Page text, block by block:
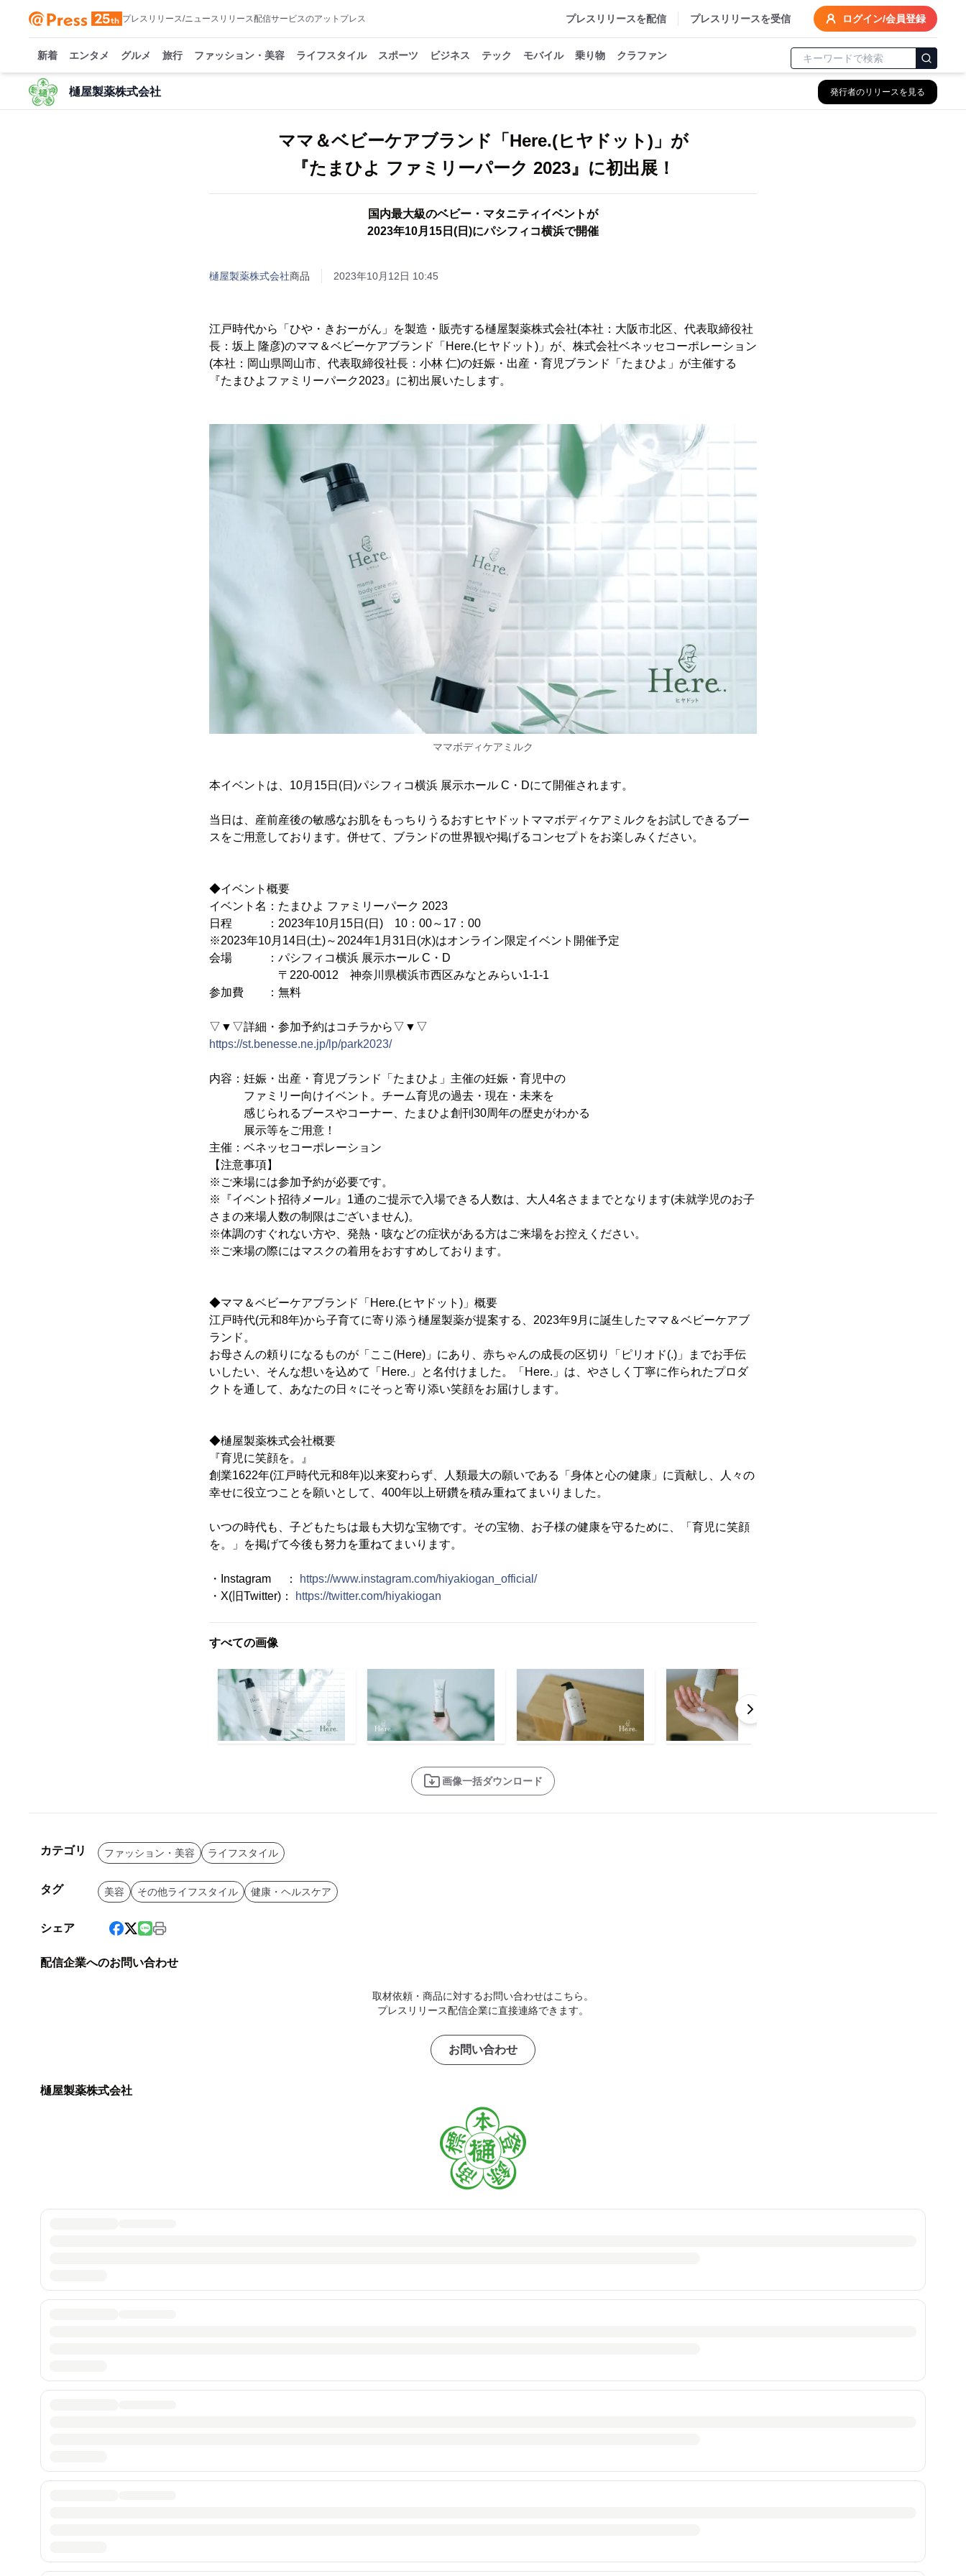
プレスリリース/ニュースリリース配信サービスのアットプレス プレスリリースを配信 プレスリリースを受信 ログイン/会員登録
新着 エンタメ グルメ 旅行 ファッション・美容 ライフスタイル スポーツ ビジネス テック モバイル 乗り物 クラファン
樋屋製薬株式会社 発行者のリリースを見る
ママ＆ベビーケアブランド「Here.(ヒヤドット)」が
『たまひよ ファミリーパーク 2023』に初出展！
国内最大級のベビー・マタニティイベントが
2023年10月15日(日)にパシフィコ横浜で開催
樋屋製薬株式会社商品 2023年10月12日 10:45
江戸時代から「ひや・きおーがん」を製造・販売する樋屋製薬株式会社(本社：大阪市北区、代表取締役社
長：坂上 隆彦)のママ＆ベビーケアブランド「Here.(ヒヤドット)」が、株式会社ベネッセコーポレーション
(本社：岡山県岡山市、代表取締役社長：小林 仁)の妊娠・出産・育児ブランド「たまひよ」が主催する
『たまひよファミリーパーク2023』に初出展いたします。
ママボディケアミルク
本イベントは、10月15日(日)パシフィコ横浜 展示ホール C・Dにて開催されます。
当日は、産前産後の敏感なお肌をもっちりうるおすヒヤドットママボディケアミルクをお試しできるブー
スをご用意しております。併せて、ブランドの世界観や掲げるコンセプトをお楽しみください。
◆イベント概要
イベント名：たまひよ ファミリーパーク 2023
日程 ：2023年10月15日(日) 10：00～17：00
※2023年10月14日(土)～2024年1月31日(水)はオンライン限定イベント開催予定
会場 ：パシフィコ横浜 展示ホール C・D
〒220-0012 神奈川県横浜市西区みなとみらい1-1-1
参加費 ：無料
▽▼▽詳細・参加予約はコチラから▽▼▽
https://st.benesse.ne.jp/lp/park2023/
内容：妊娠・出産・育児ブランド「たまひよ」主催の妊娠・育児中の
ファミリー向けイベント。チーム育児の過去・現在・未来を
感じられるブースやコーナー、たまひよ創刊30周年の歴史がわかる
展示等をご用意！
主催：ベネッセコーポレーション
【注意事項】
※ご来場には参加予約が必要です。
※『イベント招待メール』1通のご提示で入場できる人数は、大人4名さままでとなります(未就学児のお子
さまの来場人数の制限はございません)。
※体調のすぐれない方や、発熱・咳などの症状がある方はご来場をお控えください。
※ご来場の際にはマスクの着用をおすすめしております。
◆ママ＆ベビーケアブランド「Here.(ヒヤドット)」概要
江戸時代(元和8年)から子育てに寄り添う樋屋製薬が提案する、2023年9月に誕生したママ＆ベビーケアブ
ランド。
お母さんの頼りになるものが「ここ(Here)」にあり、赤ちゃんの成長の区切り「ピリオド(.)」までお手伝
いしたい、そんな想いを込めて「Here.」と名付けました。「Here.」は、やさしく丁寧に作られたプロダ
クトを通して、あなたの日々にそっと寄り添い笑顔をお届けします。
◆樋屋製薬株式会社概要
『育児に笑顔を。』
創業1622年(江戸時代元和8年)以来変わらず、人類最大の願いである「身体と心の健康」に貢献し、人々の
幸せに役立つことを願いとして、400年以上研鑽を積み重ねてまいりました。
いつの時代も、子どもたちは最も大切な宝物です。その宝物、お子様の健康を守るために、「育児に笑顔
を。」を掲げて今後も努力を重ねてまいります。
・Instagram ：
https://www.instagram.com/hiyakiogan_official/
・X(旧Twitter)：
https://twitter.com/hiyakiogan
すべての画像
画像一括ダウンロード
カテゴリ ファッション・美容 ライフスタイル
タグ 美容 その他ライフスタイル 健康・ヘルスケア
シェア
配信企業へのお問い合わせ
取材依頼・商品に対するお問い合わせはこちら。
プレスリリース配信企業に直接連絡できます。
お問い合わせ
樋屋製薬株式会社